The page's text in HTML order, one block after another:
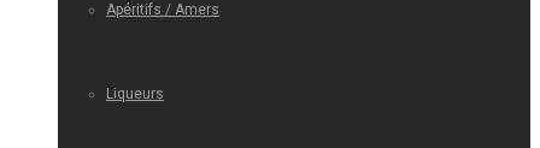
Apéritifs / Amers
Liqueurs